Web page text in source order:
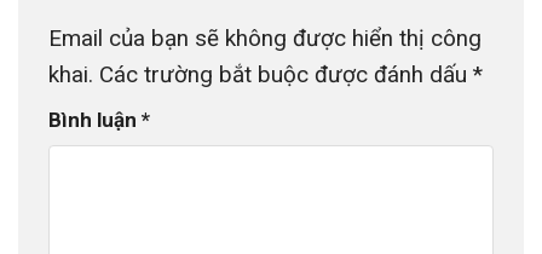
Email của bạn sẽ không được hiển thị công
khai. Các trường bắt buộc được đánh dấu *
Bình luận *